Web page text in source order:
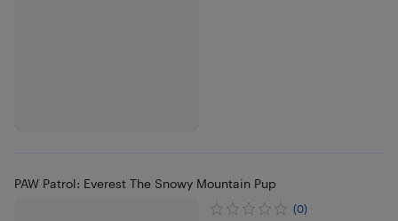
PAW Patrol: Everest The Snowy Mountain Pup
(0)